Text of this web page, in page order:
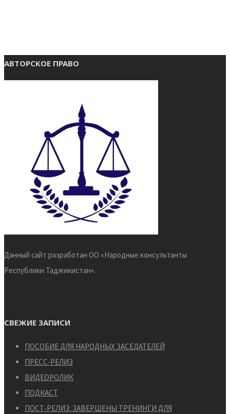
АВТОРСКОЕ ПРАВО
Данный сайт разработан ОО «Народные консультанты
Республики Таджикистан».
СВЕЖИЕ ЗАПИСИ
ПОСОБИЕ ДЛЯ НАРОДНЫХ ЗАСЕДАТЕЛЕЙ
ПРЕСС-РЕЛИЗ
ВИДЕОРОЛИК
ПОДКАСТ
ПОСТ-РЕЛИЗ: ЗАВЕРШЕНЫ ТРЕНИНГИ ДЛЯ